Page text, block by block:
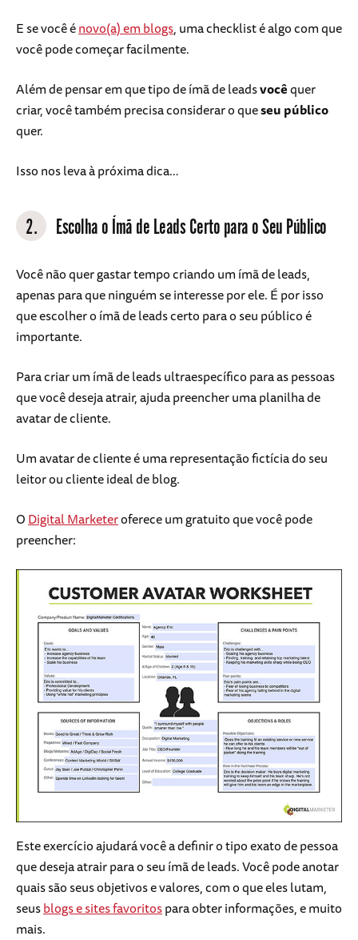
E se você énovo(a) em blogs, uma checklist é algo com que
você pode começar facilmente.
Além de pensar em que tipo de ímã de leadsvocêquer
criar, você também precisa considerar o queseu público
quer.
Isso nos leva à próxima dica…
2. Escolha o Ímã de Leads Certo para o Seu Público
Você não quer gastar tempo criando um ímã de leads,
apenas para que ninguém se interesse por ele. É por isso
que escolher o ímã de leads certo para o seu público é
importante.
Para criar um ímã de leads ultraespecífico para as pessoas
que você deseja atrair, ajuda preencher uma planilha de
avatar de cliente.
Um avatar de cliente é uma representação fictícia do seu
leitor ou cliente ideal de blog.
ODigital Marketeroferece um gratuito que você pode
preencher:
Este exercício ajudará você a definir o tipo exato de pessoa
que deseja atrair para o seu ímã de leads. Você pode anotar
quais são seus objetivos e valores, com o que eles lutam,
seusblogs e sites favoritospara obter informações, e muito
mais.